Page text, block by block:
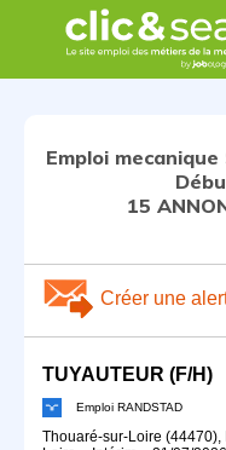
Emploi
15
Créer une
TUYAUTEUR (F/H)
Emploi RANDSTAD
Thouaré-sur-Loire